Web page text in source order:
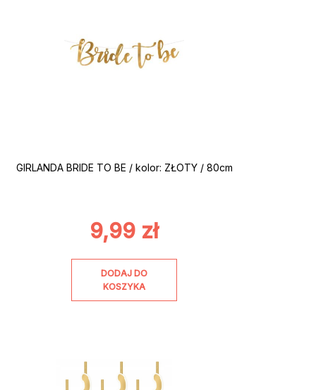
GIRLANDA BRIDE TO BE / kolor: ZŁOTY / 80cm
9,99 zł
DODAJ DO
KOSZYKA